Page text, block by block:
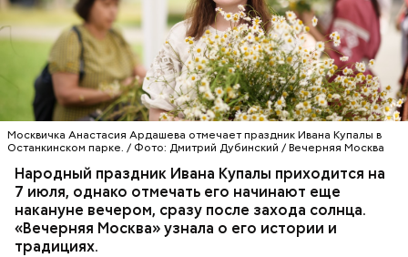
Москвичка Анастасия Ардашева отмечает праздник Ивана Купалы в
Останкинском парке. / Фото: Дмитрий Дубинский / Вечерняя Москва
Народный праздник Ивана Купалы приходится на
7 июля, однако отмечать его начинают еще
накануне вечером, сразу после захода солнца.
«Вечерняя Москва» узнала о его истории и
традициях.